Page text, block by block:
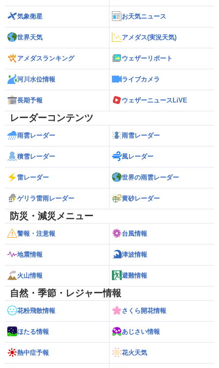
気象衛星 お天気ニュース
世界天気 アメダス(実況天気)
アメダスランキング ウェザーリポート
河川水位情報 ライブカメラ
長期予報 ウェザーニュースLiVE
レーダーコンテンツ
雨雲レーダー 雨雪レーダー
積雪レーダー 風レーダー
雷レーダー 世界の雨雲レーダー
ゲリラ雷雨レーダー 黄砂レーダー
防災・減災メニュー
警報・注意報 台風情報
地震情報 津波情報
火山情報 避難情報
自然・季節・レジャー情報
花粉飛散情報 さくら開花情報
ほたる情報 あじさい情報
熱中症予報 花火天気